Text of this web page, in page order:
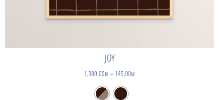
JOY
149.00₪
–
1,300.00₪